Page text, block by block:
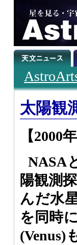
太陽観
【2000
NASA
陽観測
んだ水
を同時
(Venus)